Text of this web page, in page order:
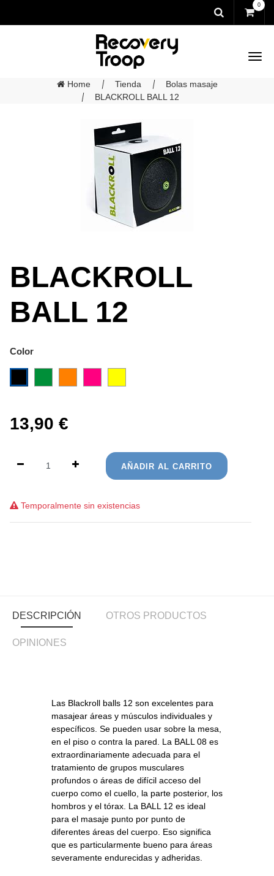
0
Home Tienda
Bolas masaje
BLACKROLL BALL 12
BLACKROLL
BALL 12
Color
13,90 €
AÑADIR AL CARRITO
Temporalmente sin existencias
DESCRIPCIÓN OTROS PRODUCTOS
OPINIONES
Las Blackroll balls 12 son excelentes para
masajear áreas y músculos individuales y
específicos. Se pueden usar sobre la mesa,
en el piso o contra la pared. La BALL 08 es
extraordinariamente adecuada para el
tratamiento de grupos musculares
profundos o áreas de difícil acceso del
cuerpo como el cuello, la parte posterior, los
hombros y el tórax. La BALL 12 es ideal
para el masaje punto por punto de
diferentes áreas del cuerpo. Eso significa
que es particularmente bueno para áreas
severamente endurecidas y adheridas.